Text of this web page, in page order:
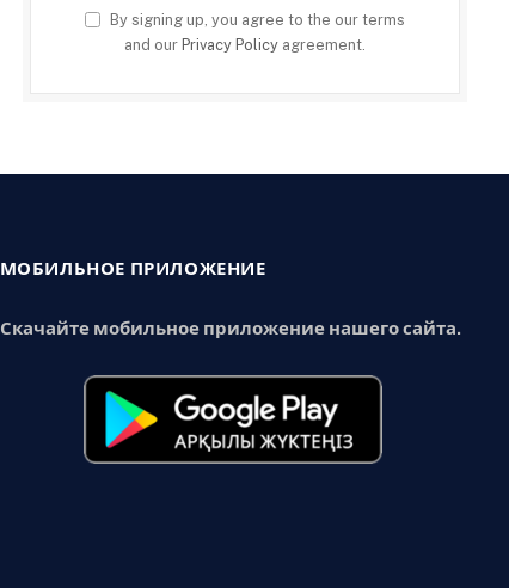
By signing up, you agree to the our terms
and our Privacy Policy agreement.
МОБИЛЬНОЕ ПРИЛОЖЕНИЕ
Скачайте мобильное приложение нашего сайта.